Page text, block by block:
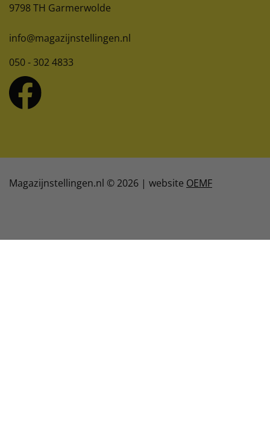
9798 TH Garmerwolde
info@magazijnstellingen.nl
050 - 302 4833
Magazijnstellingen.nl © 2026 | website OEMF